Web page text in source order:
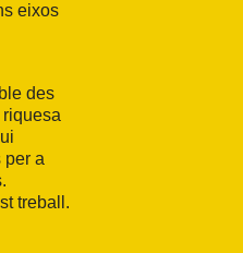
eixos
des
per a
treball.